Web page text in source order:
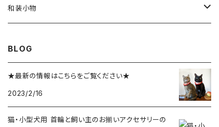
和装小物
BLOG
★最新の情報はこちらをご覧ください★
2023/2/16
猫・小型犬用 首輪と飼い主のお揃いアクセサリーの